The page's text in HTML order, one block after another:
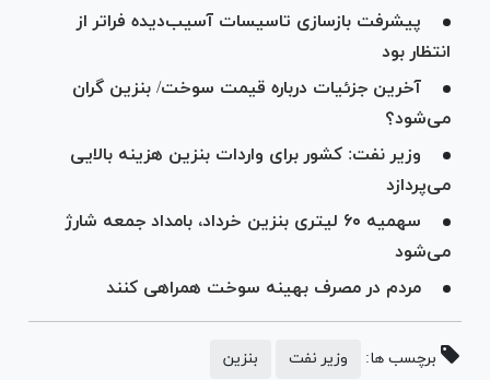
پیشرفت بازسازی تاسیسات آسیب‌دیده فراتر از
انتظار بود
آخرین جزئیات درباره قیمت سوخت/ بنزین گران
می‌شود؟
وزیر نفت: کشور برای واردات بنزین هزینه بالایی
می‌پردازد
سهمیه ۶٠ لیتری بنزین خرداد، بامداد جمعه شارژ
می‌شود
مردم در مصرف بهینه سوخت همراهی کنند
برچسب ها: وزیر نفت بنزین